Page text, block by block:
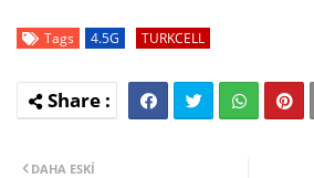
Tags 4.5G TURKCELL
DAHA ESKI